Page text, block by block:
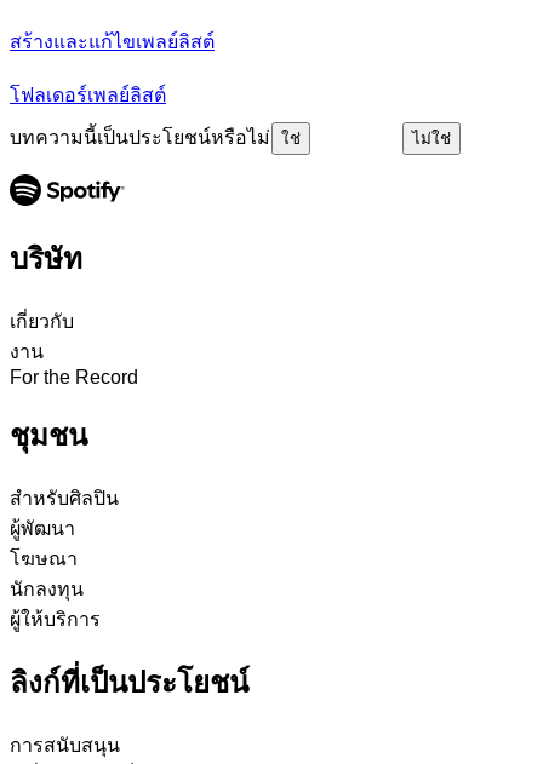
สร้างและแก้ไขเพลย์ลิสต์
โฟลเดอร์เพลย์ลิสต์
บทความนี้เป็นประโยชน์หรือไม่ ใช่ ไม่ใช่
บริษัท
เกี่ยวกับ
งาน
For the Record
ชุมชน
สำหรับศิลปิน
ผู้พัฒนา
โฆษณา
นักลงทุน
ผู้ให้บริการ
ลิงก์ที่เป็นประโยชน์
การสนับสนุน